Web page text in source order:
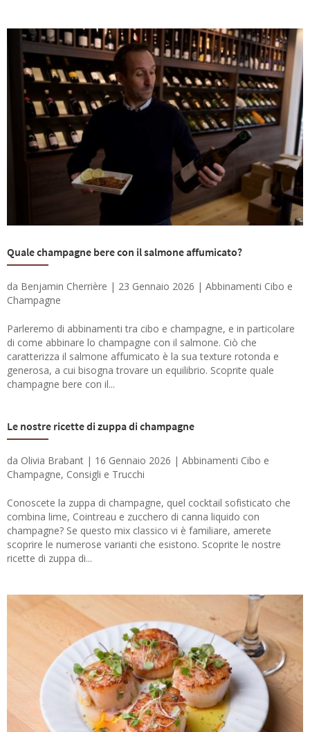
Quale champagne bere con il salmone affumicato?
da Benjamin Cherrière | 23 Gennaio 2026 | Abbinamenti Cibo e
Champagne
Parleremo di abbinamenti tra cibo e champagne, e in particolare
di come abbinare lo champagne con il salmone. Ciò che
caratterizza il salmone affumicato è la sua texture rotonda e
generosa, a cui bisogna trovare un equilibrio. Scoprite quale
champagne bere con il...
Le nostre ricette di zuppa di champagne
da Olivia Brabant | 16 Gennaio 2026 | Abbinamenti Cibo e
Champagne, Consigli e Trucchi
Conoscete la zuppa di champagne, quel cocktail sofisticato che
combina lime, Cointreau e zucchero di canna liquido con
champagne? Se questo mix classico vi è familiare, amerete
scoprire le numerose varianti che esistono. Scoprite le nostre
ricette di zuppa di...